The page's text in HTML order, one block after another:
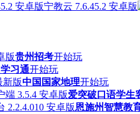
宁教云 7.6.45.2 安卓版
贵州招考开始玩
学习通开始玩
中国国家地理开始玩
爱突破口语学生
恩施州智慧教